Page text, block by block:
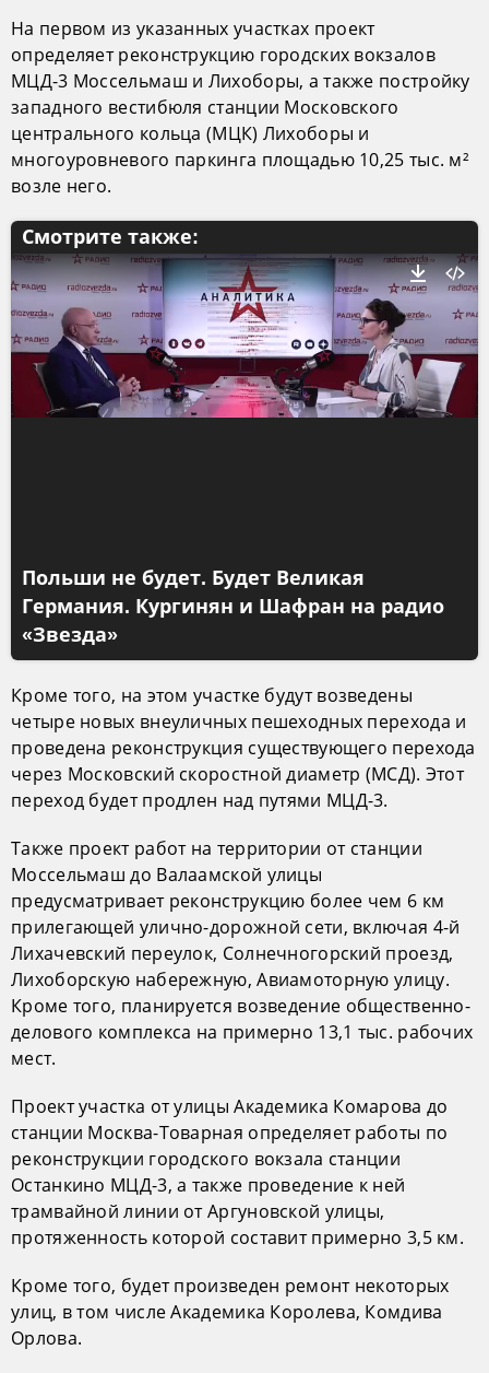
На первом из указанных участках проект
определяет реконструкцию городских вокзалов
МЦД-3 Моссельмаш и Лихоборы, а также постройку
западного вестибюля станции Московского
центрального кольца (МЦК) Лихоборы и
многоуровневого паркинга площадью 10,25 тыс. м²
возле него.
Смотрите также:
Польши не будет. Будет Великая
Германия. Кургинян и Шафран на радио
«Звезда»
Кроме того, на этом участке будут возведены
четыре новых внеуличных пешеходных перехода и
проведена реконструкция существующего перехода
через Московский скоростной диаметр (МСД). Этот
переход будет продлен над путями МЦД-3.
Также проект работ на территории от станции
Моссельмаш до Валаамской улицы
предусматривает реконструкцию более чем 6 км
прилегающей улично-дорожной сети, включая 4-й
Лихачевский переулок, Солнечногорский проезд,
Лихоборскую набережную, Авиамоторную улицу.
Кроме того, планируется возведение общественно-
делового комплекса на примерно 13,1 тыс. рабочих
мест.
Проект участка от улицы Академика Комарова до
станции Москва-Товарная определяет работы по
реконструкции городского вокзала станции
Останкино МЦД-3, а также проведение к ней
трамвайной линии от Аргуновской улицы,
протяженность которой составит примерно 3,5 км.
Кроме того, будет произведен ремонт некоторых
улиц, в том числе Академика Королева, Комдива
Орлова.